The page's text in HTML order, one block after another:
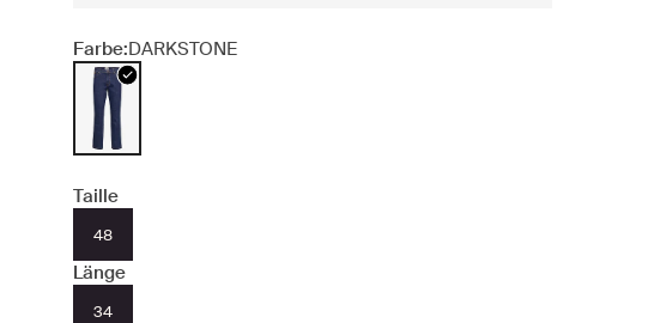
Farbe:DARKSTONE
Taille
48
Länge
34